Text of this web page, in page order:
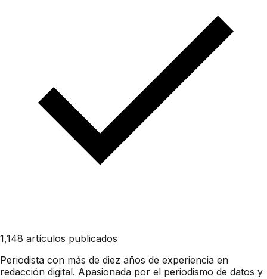
1,148 artículos publicados
Periodista con más de diez años de experiencia en
redacción digital. Apasionada por el periodismo de datos y